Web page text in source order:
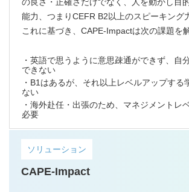
能力、つまりCEFR B2以上のスピーキング
これに基づき、CAPE-Impactは次の課題を
・英語で思うように意思疎通ができず、自
できない
・B1はあるが、それ以上レベルアップする
ない
・海外赴任・出張のため、マネジメントレ
必要
ソリューション
CAPE-Impact